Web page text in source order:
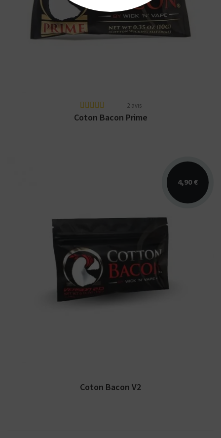
Le Coton Bacon Prime est développé
spécialement pour les RTA, RDTA et
atomiseurs BF.
2 avis
Coton Bacon Prime
4,90 €
Coton pour le montage d'atomiseurs
reconstuctibles. Fabriqué par Wick N'Vape.
Coton Bacon V2